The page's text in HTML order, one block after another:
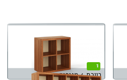
1
כוורת 4 מגירות